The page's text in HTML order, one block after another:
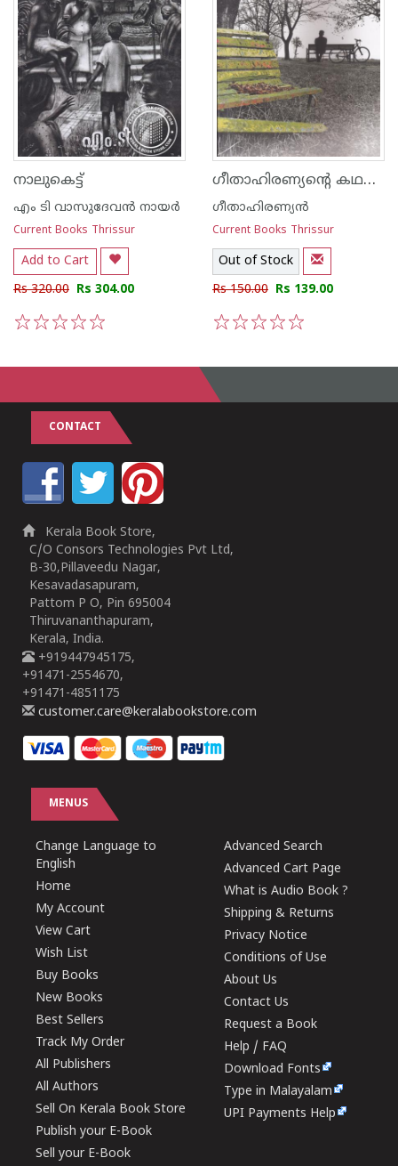
നാലുകെട്ട്
എം ടി വാസുദേവന്‍ നായര്‍
Current Books Thrissur
Add to Cart
Rs 320.00 Rs 304.00
ഗീതാഹിരണ്യന്റെ കഥകള്‍
ഗീതാഹിരണ്യന്‍
Current Books Thrissur
Out of Stock
Rs 150.00 Rs 139.00
CONTACT
Kerala Book Store,
C/O Consors Technologies Pvt Ltd,
B-30,Pillaveedu Nagar,
Kesavadasapuram,
Pattom P O, Pin 695004
Thiruvananthapuram,
Kerala, India.
+919447945175,
+91471-2554670,
+91471-4851175
customer.care@keralabookstore.com
MENUS
Change Language to
English
Home
My Account
View Cart
Wish List
Buy Books
New Books
Best Sellers
Track My Order
All Publishers
All Authors
Sell On Kerala Book Store
Publish your E-Book
Sell your E-Book
Advanced Search
Advanced Cart Page
What is Audio Book ?
Shipping & Returns
Privacy Notice
Conditions of Use
About Us
Contact Us
Request a Book
Help / FAQ
Download Fonts
Type in Malayalam
UPI Payments Help